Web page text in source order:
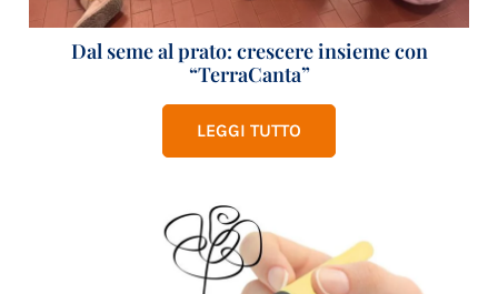
Dal seme al prato: crescere insieme con
“TerraCanta”
LEGGI TUTTO